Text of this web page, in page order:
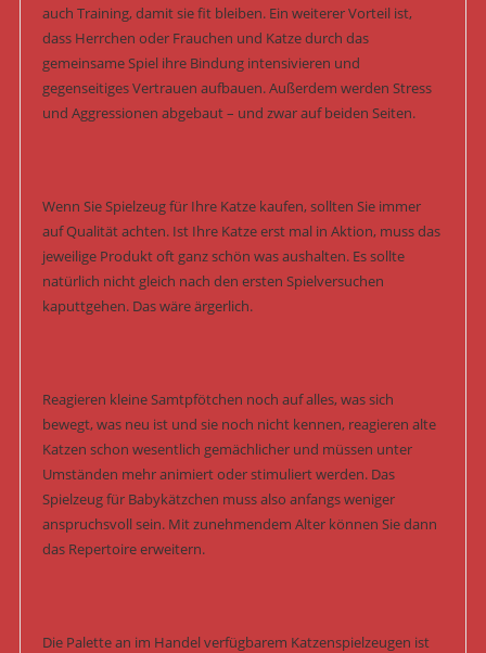
auch Training, damit sie fit bleiben. Ein weiterer Vorteil ist,
dass Herrchen oder Frauchen und Katze durch das
gemeinsame Spiel ihre Bindung intensivieren und
gegenseitiges Vertrauen aufbauen. Außerdem werden Stress
und Aggressionen abgebaut – und zwar auf beiden Seiten.
Wenn Sie Spielzeug für Ihre Katze kaufen, sollten Sie immer
auf Qualität achten. Ist Ihre Katze erst mal in Aktion, muss das
jeweilige Produkt oft ganz schön was aushalten. Es sollte
natürlich nicht gleich nach den ersten Spielversuchen
kaputtgehen. Das wäre ärgerlich.
Reagieren kleine Samtpfötchen noch auf alles, was sich
bewegt, was neu ist und sie noch nicht kennen, reagieren alte
Katzen schon wesentlich gemächlicher und müssen unter
Umständen mehr animiert oder stimuliert werden. Das
Spielzeug für Babykätzchen muss also anfangs weniger
anspruchsvoll sein. Mit zunehmendem Alter können Sie dann
das Repertoire erweitern.
Die Palette an im Handel verfügbarem Katzenspielzeugen ist